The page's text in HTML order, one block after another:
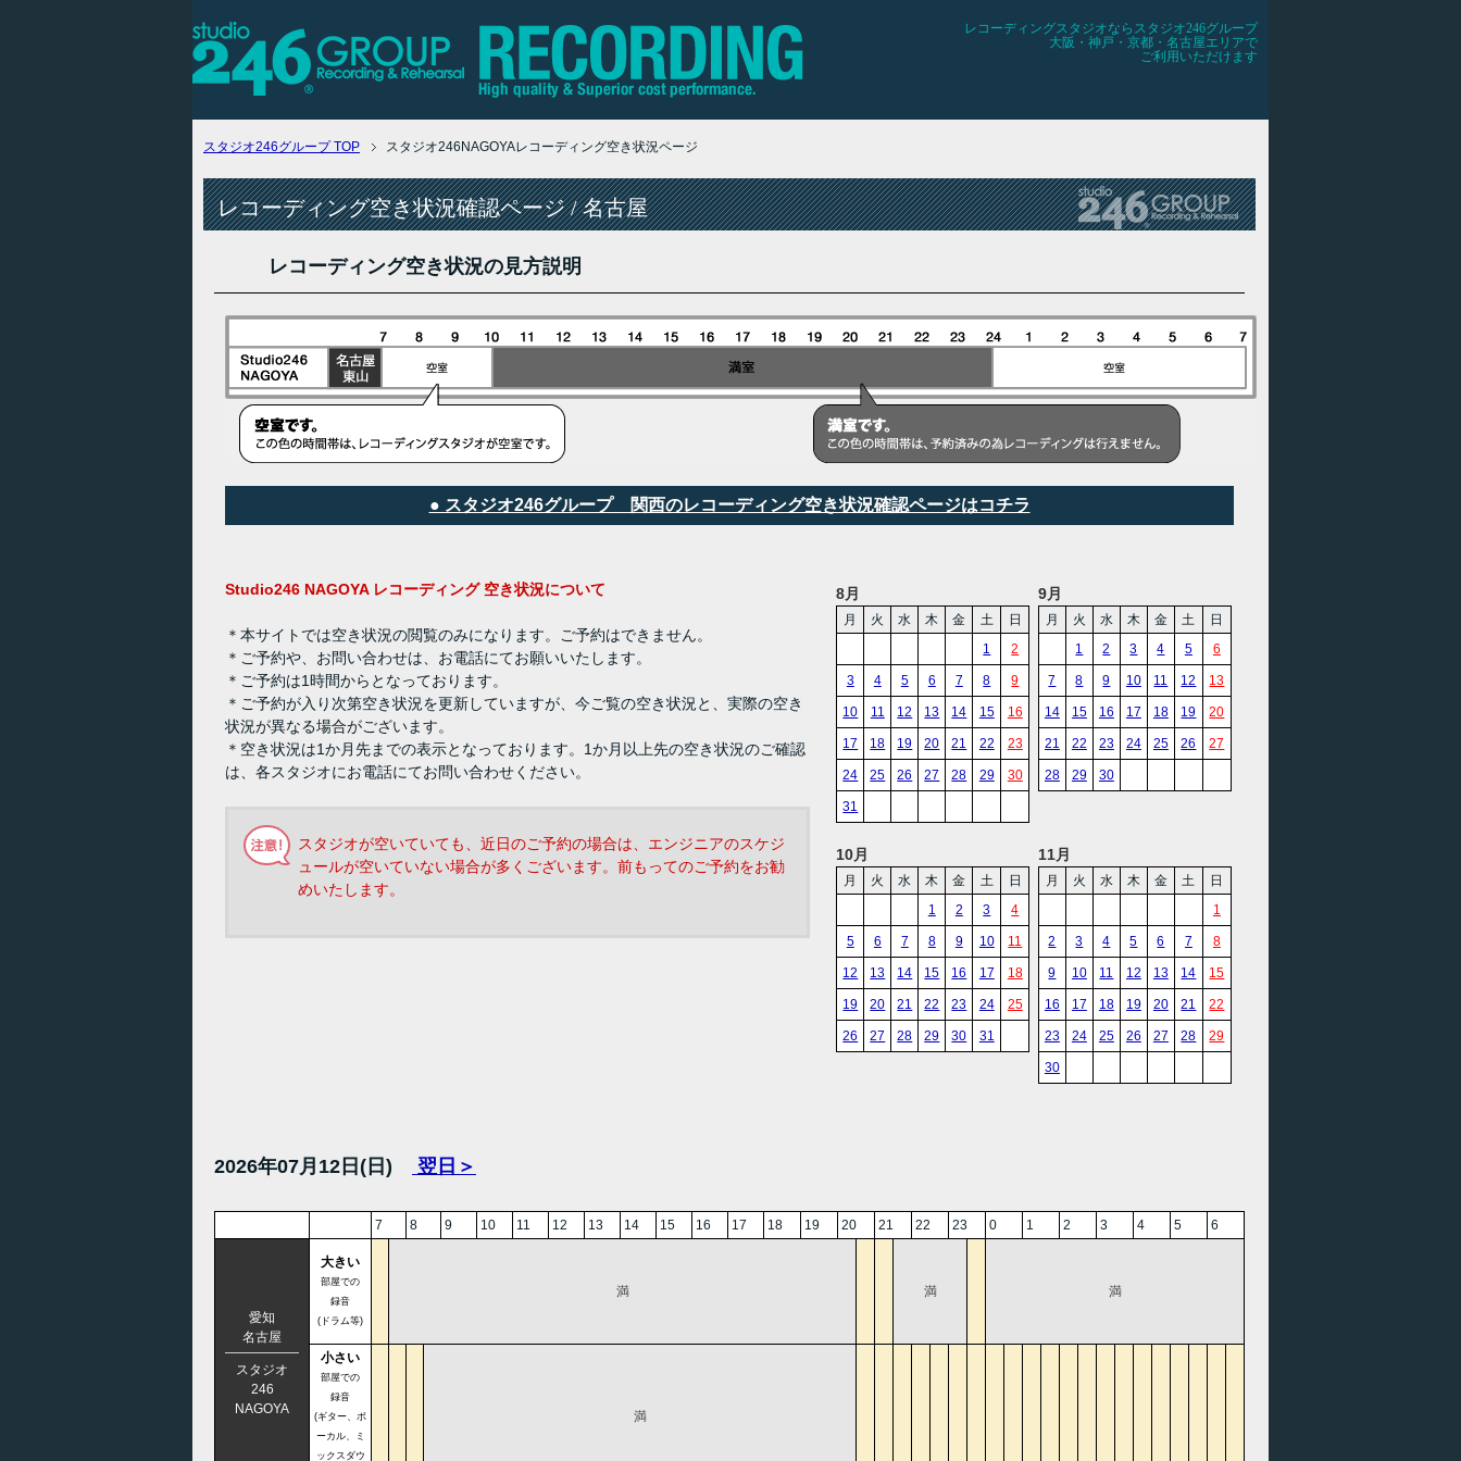
レコーディングスタジオならスタジオ246グループ
大阪・神戸・京都・名古屋エリアで
ご利用いただけます
スタジオ246グループTOP スタジオ246NAGOYAレコーディング空き状況ページ
レコーディング空き状況確認ページ / 名古屋
レコーディング空き状況の見方説明
● スタジオ246グループ 関西のレコーディング空き状況確認ページはコチラ
Studio246 NAGOYA レコーディング 空き状況について
＊本サイトでは空き状況の閲覧のみになります。ご予約はできません。
＊ご予約や、お問い合わせは、お電話にてお願いいたします。
＊ご予約は1時間からとなっております。
＊ご予約が入り次第空き状況を更新していますが、今ご覧の空き状況と、実際の空き
状況が異なる場合がございます。
＊空き状況は1か月先までの表示となっております。1か月以上先の空き状況のご確認
は、各スタジオにお電話にてお問い合わせください。
スタジオが空いていても、近日のご予約の場合は、エンジニアのスケジ
ュールが空いていない場合が多くございます。前もってのご予約をお勧
めいたします。
8月
月 火 水 木 金 土
日
1
2
3 4 5 6 7 8 9
10 11 12 13 14 15 16
17 18 19 20 21 22 23
24 25 26 27 28 29 30
31
9月
月 火 水 木 金 土
日
1
2 3 4 5 6
7 8 9 10 11 12 13
14 15 16 17 18 19 20
21 22 23 24 25 26 27
28 29 30
10月
月 火 水 木 金 土
日
1
2 3 4
5 6 7 8 9 10 11
12 13 14 15 16 17 18
19 20 21 22 23 24 25
26 27 28 29 30 31
11月
月 火 水 木 金 土
日
1
2 3 4 5 6 7 8
9 10 11 12 13 14 15
16 17 18 19 20 21 22
23 24 25 26 27 28 29
30
2026年07月12日(日) 翌日＞
7 8 9 10 11 12 13 14 15 16 17 18 19 20 21 22 23 0 1 2 3 4 5 6
愛知
名古屋
スタジオ
246
NAGOYA
大きい
部屋での
録音
(ドラム等)
満 満 満
小さい
部屋での
録音
(ギター、ボ
ーカル、ミ
ックスダウ
満